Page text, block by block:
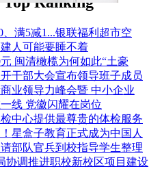
、满5减1...银联福利超市空
人可能要睡不着
闽清橄榄为何如此“土豪
干部大会宣布领导班子成员
业领导力峰会暨 中小企业
线 党徽闪耀在岗位
中心提供最尊贵的体检服务
星盒子教育正式成为中国人
部队官兵到校指导学生整理
协调推进职校新校区项目建设